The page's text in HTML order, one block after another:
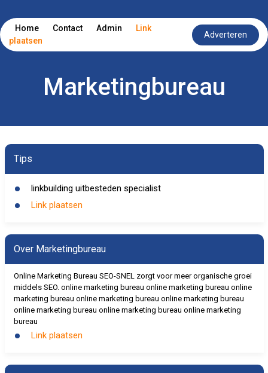
Home Contact Admin
Link
plaatsen
Adverteren
Marketingbureau
Tips
linkbuilding uitbesteden specialist
Link plaatsen
Over Marketingbureau
Online Marketing Bureau SEO-SNEL zorgt voor meer organische groei
middels SEO. online marketing bureau online marketing bureau online
marketing bureau online marketing bureau online marketing bureau
online marketing bureau online marketing bureau online marketing
bureau
Link plaatsen